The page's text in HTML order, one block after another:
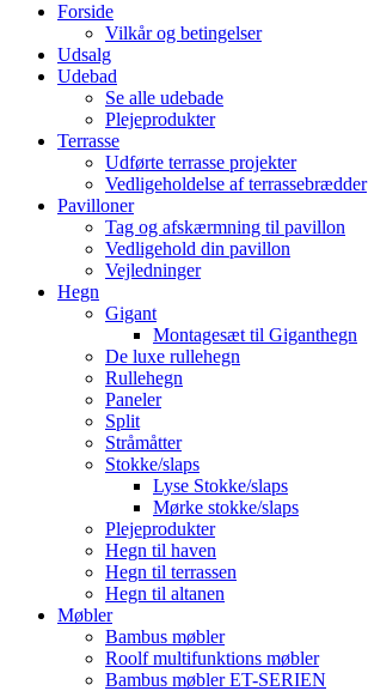
Forside
Vilkår og betingelser
Udsalg
Udebad
Se alle udebade
Plejeprodukter
Terrasse
Udførte terrasse projekter
Vedligeholdelse af terrassebrædder
Pavilloner
Tag og afskærmning til pavillon
Vedligehold din pavillon
Vejledninger
Hegn
Gigant
Montagesæt til Giganthegn
De luxe rullehegn
Rullehegn
Paneler
Split
Stråmåtter
Stokke/slaps
Lyse Stokke/slaps
Mørke stokke/slaps
Plejeprodukter
Hegn til haven
Hegn til terrassen
Hegn til altanen
Møbler
Bambus møbler
Roolf multifunktions møbler
Bambus møbler ET-SERIEN